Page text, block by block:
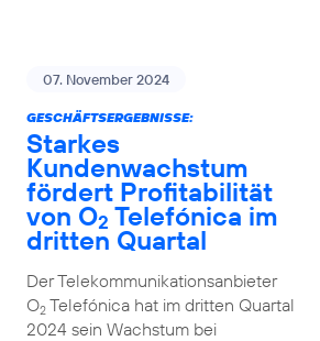
07. November 2024
GESCHÄFTSERGEBNISSE:
Starkes
Kundenwachstum
fördert Profitabilität
von O2 Telefónica im
dritten Quartal
Der Telekommunikationsanbieter
O2Telefónica hat im dritten Quartal
2024 sein Wachstum bei